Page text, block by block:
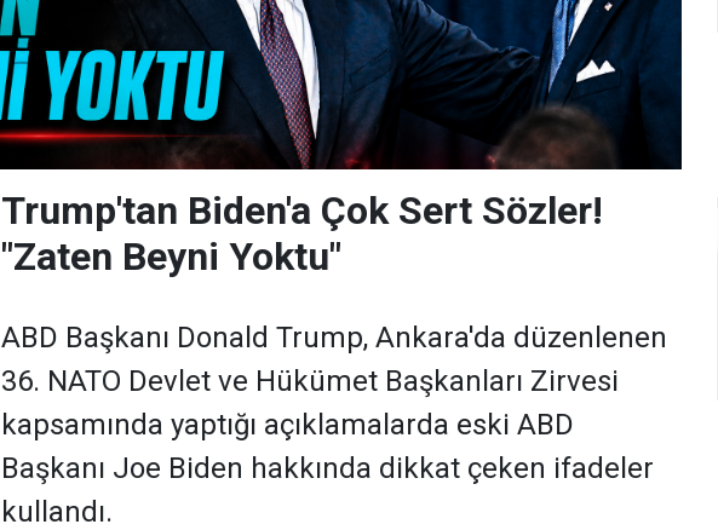
Trump'tan Biden'a Çok Sert Sözler!
"Zaten Beyni Yoktu"
ABD Başkanı Donald Trump, Ankara'da düzenlenen
36. NATO Devlet ve Hükümet Başkanları Zirvesi
kapsamında yaptığı açıklamalarda eski ABD
Başkanı Joe Biden hakkında dikkat çeken ifadeler
kullandı.